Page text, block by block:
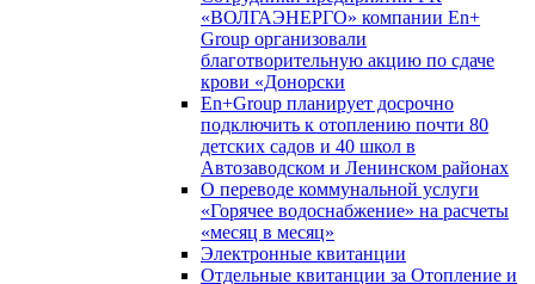
«ВОЛГАЭНЕРГО» компании En+
Group организовали
благотворительную акцию по сдаче
крови «Донорски
En+Group планирует досрочно
подключить к отоплению почти 80
детских садов и 40 школ в
Автозаводском и Ленинском районах
О переводе коммунальной услуги
«Горячее водоснабжение» на расчеты
«месяц в месяц»
Электронные квитанции
Отдельные квитанции за Отопление и